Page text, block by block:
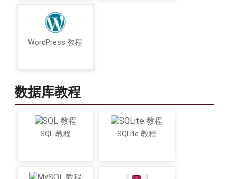
WordPress 教程
数据库教程
SQL 教程 SQLite 教程